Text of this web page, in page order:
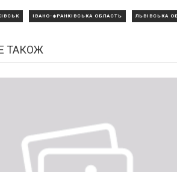
ІВАНО-ФРАНКІВСЬКА ОБЛАСТЬ ЛЬВІВСЬКА
ТАКОЖ